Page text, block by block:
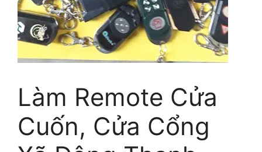
Làm Remote Cửa
Cuốn, Cửa Cổng